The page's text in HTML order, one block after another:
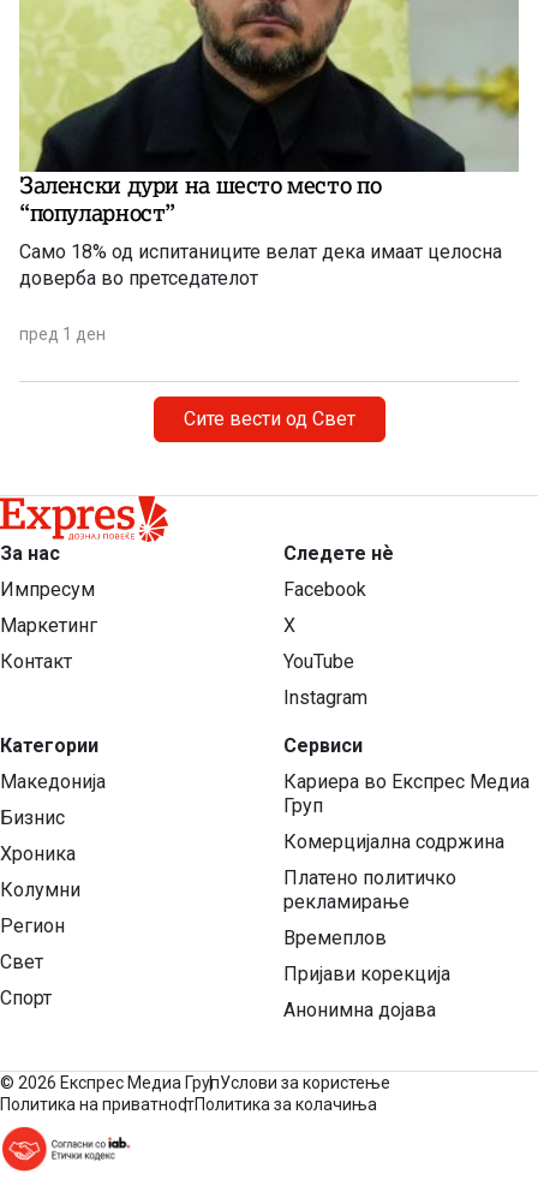
Заленски дури на шесто место по
“популарност”
Само 18% од испитаниците велат дека имаат целосна
доверба во претседателот
пред 1 ден
Сите вести од Свет
За нас
Импресум
Маркетинг
Контакт
Категории
Македонија
Бизнис
Хроника
Колумни
Регион
Свет
Спорт
Следете нѐ
Facebook
X
YouTube
Instagram
Сервиси
Кариера во Експрес Медиа
Груп
Комерцијална содржина
Платено политичко
рекламирање
Времеплов
Пријави корекција
Анонимна дојава
© 2026 Експрес Медиа ГрупУслови за користење
Политика на приватностПолитика за колачиња